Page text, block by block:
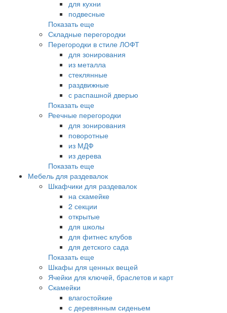
для кухни
подвесные
Показать еще
Складные перегородки
Перегородки в стиле ЛОФТ
для зонирования
из металла
стеклянные
раздвижные
с распашной дверью
Показать еще
Реечные перегородки
для зонирования
поворотные
из МДФ
из дерева
Показать еще
Мебель для раздевалок
Шкафчики для раздевалок
на скамейке
2 секции
открытые
для школы
для фитнес клубов
для детского сада
Показать еще
Шкафы для ценных вещей
Ячейки для ключей, браслетов и карт
Скамейки
влагостойкие
с деревянным сиденьем